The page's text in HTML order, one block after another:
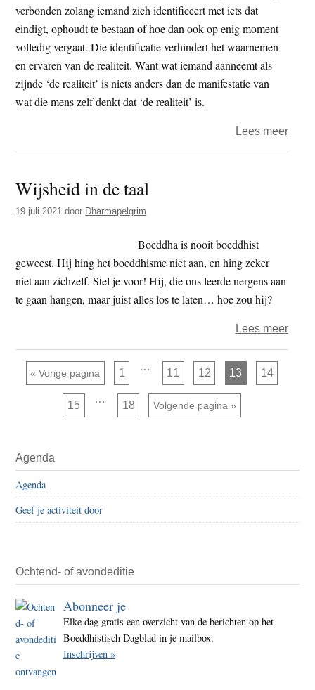
verbonden zolang iemand zich identificeert met iets dat
eindigt, ophoudt te bestaan of hoe dan ook op enig moment
volledig vergaat. Die identificatie verhindert het waarnemen
en ervaren van de realiteit. Want wat iemand aanneemt als
zijnde ‘de realiteit’ is niets anders dan de manifestatie van
wat die mens zelf denkt dat ‘de realiteit’ is.
Lees meerover
Wijsheid in de taal
19 juli 2021 door Dharmapelgrim
Boeddha is nooit boeddhist
geweest. Hij hing het boeddhisme niet aan, en hing zeker
niet aan zichzelf. Stel je voor! Hij, die ons leerde nergens aan
te gaan hangen, maar juist alles los te laten… hoe zou hij?
Lees meerover
«Ga naar
Vorige pagina Pagina
1
Interim
pagina's
weggelaten
… Pagina
11 Pagina
12 Pagina
13 Pagina
14
Pagina
15
Interim
pagina's
… Pagina
18 Ga naar
Volgende pagina »
Sidebar
Agenda
Agenda
Geef je activiteit door
Ochtend- of avondeditie
Abonneer je
Elke dag gratis een overzicht van de berichten op het
Boeddhistisch Dagblad in je mailbox.
Inschrijven »